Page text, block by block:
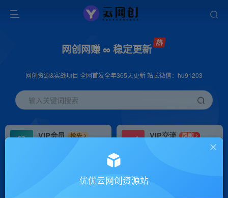
网创网赚 ∞ 稳定更新
网创资源&实战项目 全网首发全年365天更新 站长微信：hu91203
输入关键词搜索
VIP会员
抢先
VIP交流
群聊
研究探讨更多创业项目路子。
会员专属推广链接优优云网创资源站